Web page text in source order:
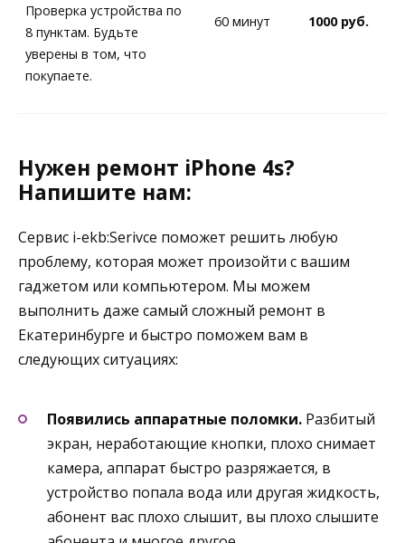
Проверка устройства по
8 пунктам. Будьте
уверены в том, что
покупаете.
60 минут 1000 руб.
Нужен ремонт iPhone 4s?
Напишите нам:
Сервис i-ekb:Serivce поможет решить любую
проблему, которая может произойти с вашим
гаджетом или компьютером. Мы можем
выполнить даже самый сложный ремонт в
Екатеринбурге и быстро поможем вам в
следующих ситуациях:
Появились аппаратные поломки. Разбитый
экран, неработающие кнопки, плохо снимает
камера, аппарат быстро разряжается, в
устройство попала вода или другая жидкость,
абонент вас плохо слышит, вы плохо слышите